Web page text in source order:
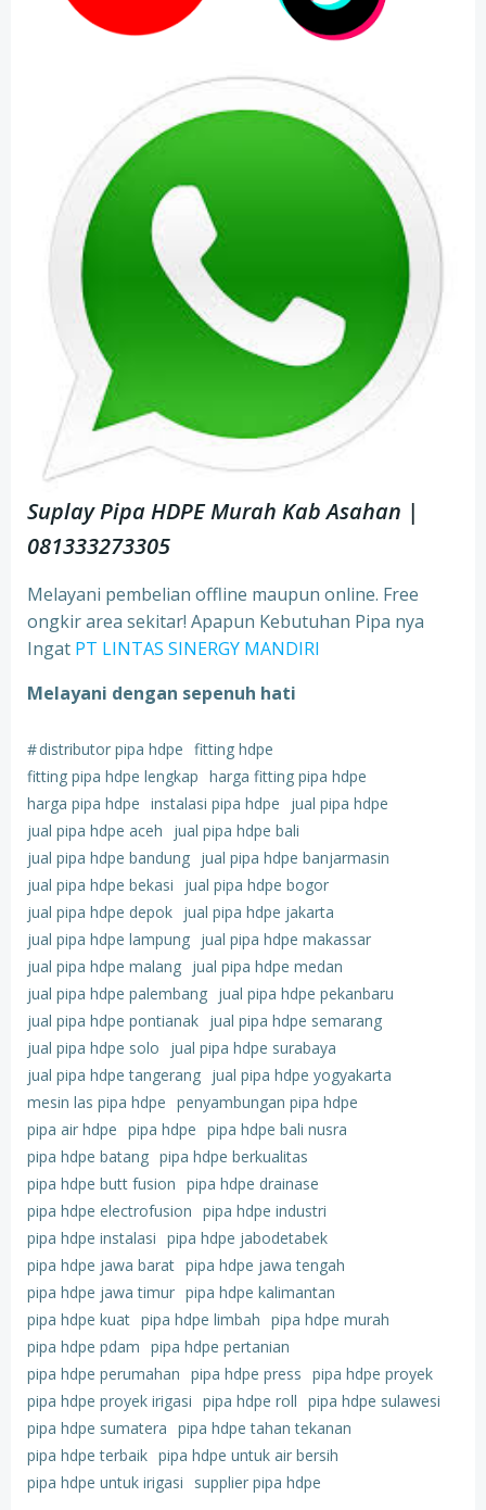
Suplay Pipa HDPE Murah Kab Asahan |
081333273305
Melayani pembelian offline maupun online. Free
ongkir area sekitar! Apapun Kebutuhan Pipa nya
Ingat PT LINTAS SINERGY MANDIRI
Melayani dengan sepenuh hati
#distributor pipa hdpe fitting hdpe
fitting pipa hdpe lengkap harga fitting pipa hdpe
harga pipa hdpe instalasi pipa hdpe
jual pipa hdpe
jual pipa hdpe aceh
jual pipa hdpe bali
jual pipa hdpe bandung jual pipa hdpe banjarmasin
jual pipa hdpe bekasi
jual pipa hdpe bogor
jual pipa hdpe depok jual pipa hdpe jakarta
jual pipa hdpe lampung jual pipa hdpe makassar
jual pipa hdpe malang jual pipa hdpe medan
jual pipa hdpe palembang jual pipa hdpe pekanbaru
jual pipa hdpe pontianak jual pipa hdpe semarang
jual pipa hdpe solo
jual pipa hdpe surabaya
jual pipa hdpe tangerang jual pipa hdpe yogyakarta
mesin las pipa hdpe penyambungan pipa hdpe
pipa air hdpe pipa hdpe pipa hdpe bali nusra
pipa hdpe batang pipa hdpe berkualitas
pipa hdpe butt fusion pipa hdpe drainase
pipa hdpe electrofusion pipa hdpe industri
pipa hdpe instalasi pipa hdpe jabodetabek
pipa hdpe jawa barat pipa hdpe jawa tengah
pipa hdpe jawa timur pipa hdpe kalimantan
pipa hdpe kuat pipa hdpe limbah pipa hdpe murah
pipa hdpe pdam pipa hdpe pertanian
pipa hdpe perumahan pipa hdpe press pipa hdpe proyek
pipa hdpe proyek irigasi pipa hdpe roll pipa hdpe sulawesi
pipa hdpe sumatera pipa hdpe tahan tekanan
pipa hdpe terbaik pipa hdpe untuk air bersih
pipa hdpe untuk irigasi
supplier pipa hdpe